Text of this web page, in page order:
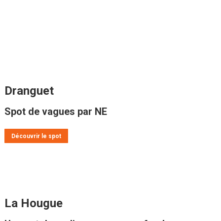
Dranguet
Spot de vagues par NE
Découvrir le spot
La Hougue